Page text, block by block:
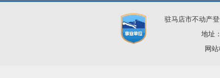
驻马店市不动产
地址
网